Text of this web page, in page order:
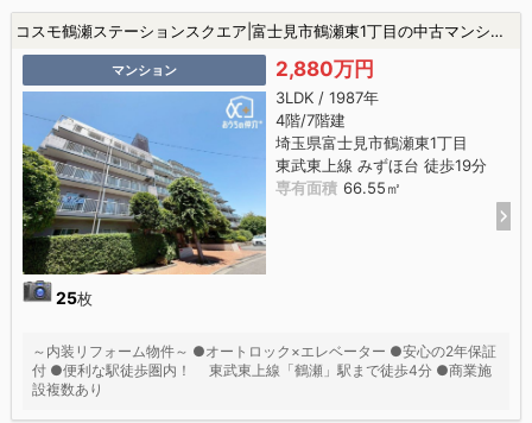
コスモ鶴瀬ステーションスクエア|富士見市鶴瀬東1丁目の中古マンション
マンション
25枚
2,880万円
3LDK / 1987年
4階/7階建
埼玉県富士見市鶴瀬東1丁目
東武東上線 みずほ台 徒歩19分
専有面積 66.55㎡
～内装リフォーム物件～ ●オートロック×エレベーター ●安心の2年保証
付 ●便利な駅徒歩圏内！ 東武東上線「鶴瀬」駅まで徒歩4分 ●商業施
設複数あり